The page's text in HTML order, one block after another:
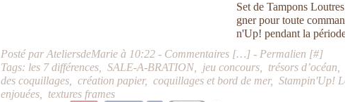
Set de Tampons
gner pour toute
n'Up! pendant la
Posté par AteliersdeMarie à 10:22 - Commentaires […] - Permalien [#]
Tags: les 7 différences ,SALE-A-BRATION jeu concours trésors d’océan
des coquillages ,création papier,coquillages et bord de mer,Stampin'Up!
enjouées
textures frames